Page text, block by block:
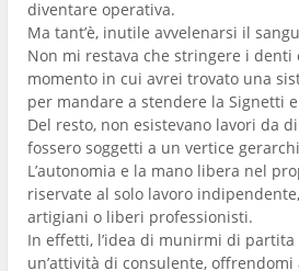
diventare operativa.
Ma tant’è, inutile avvelenarsi il
Non mi restava che stringere i denti
momento in cui avrei trovato una
per mandare a stendere la Signetti
Del resto, non esistevano lavori da
fossero soggetti a un vertice
L’autonomia e la mano libera nel
riservate al solo lavoro
artigiani o liberi professionisti.
In effetti, l’idea di munirmi di
un’attività di consulente,